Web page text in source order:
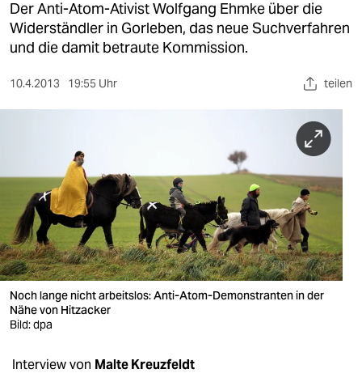
gesellschaft
sport
nord
wahrheit
verlag
verlag
veranstaltungen
Der Anti-Atom-Ativist Wolfgang Ehmke über die
Widerständler in Gorleben, das neue Suchverfahren
und die damit betraute Kommission.
10.4.2013 19:55 Uhr teilen
Noch lange nicht arbeitslos: Anti-Atom-Demonstranten in der
Nähe von Hitzacker
Bild: dpa
Interview von Malte Kreuzfeldt